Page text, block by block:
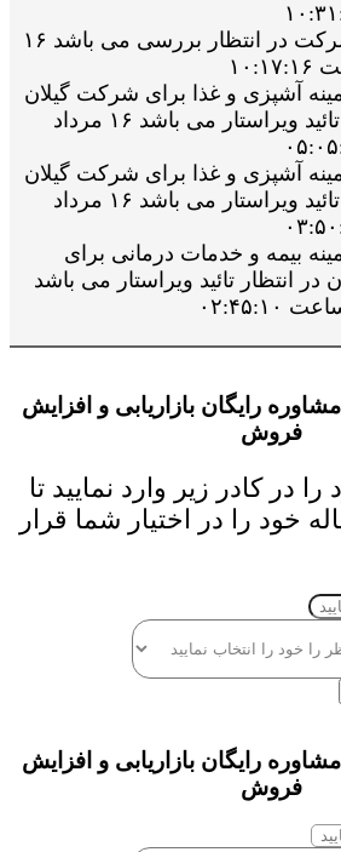
در زمینه برای شرکت در انتظار بررسی می باشد ۱۶
آشپزی و غذا برای شرکت گیلان
کشت در انتظار تائید ویراستار می باشد ۱۶ مرداد
آشپزی و غذا برای شرکت گیلان
کشت در انتظار تائید ویراستار می باشد ۱۶ مرداد
بیمه و خدمات درمانی برای
انتظار تائید ویراستار می باشد
رایگان بازاریابی و افزایش
فروش
در کادر زیر وارد نمایید تا
خود را در اختیار شما قرار
رایگان بازاریابی و افزایش
فروش